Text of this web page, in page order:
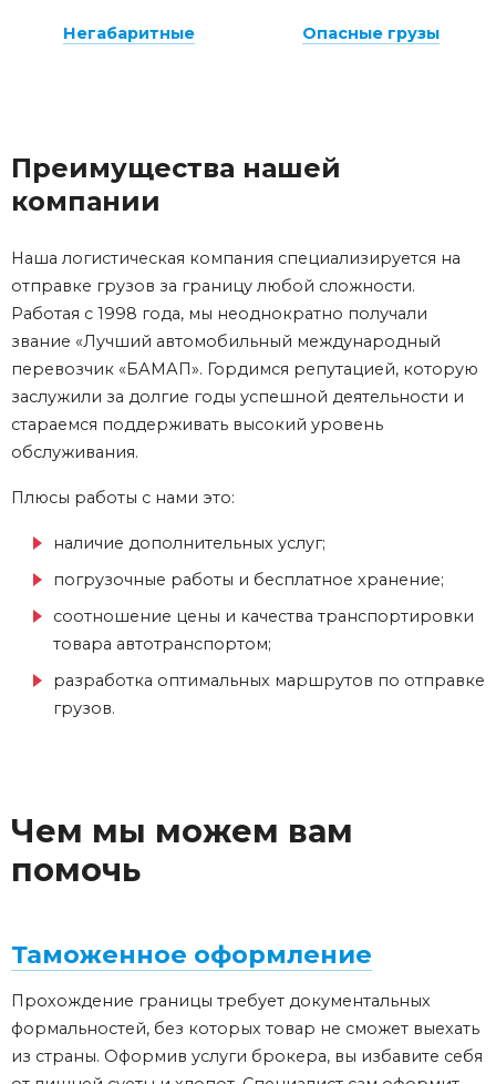
Преимущества нашей
компании
Наша логистическая компания специализируется на
отправке грузов за границу любой сложности.
Работая с 1998 года, мы неоднократно получали
звание «Лучший автомобильный международный
перевозчик «БАМАП». Гордимся репутацией, которую
заслужили за долгие годы успешной деятельности и
стараемся поддерживать высокий уровень
обслуживания.
Плюсы работы с нами это:
наличие дополнительных услуг;
погрузочные работы и бесплатное хранение;
соотношение цены и качества транспортировки
товара автотранспортом;
разработка оптимальных маршрутов по отправке
грузов.
Негабаритные Опасные грузы
Чем мы можем вам
помочь
Таможенное оформление
Прохождение границы требует документальных
формальностей, без которых товар не сможет выехать
из страны. Оформив услуги брокера, вы избавите себя